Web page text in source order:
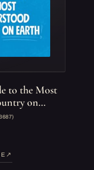
to the Most
on…
687)